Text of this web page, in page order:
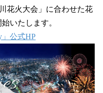
花⽕⼤会」に合わせた花
いたします。
」公式HP